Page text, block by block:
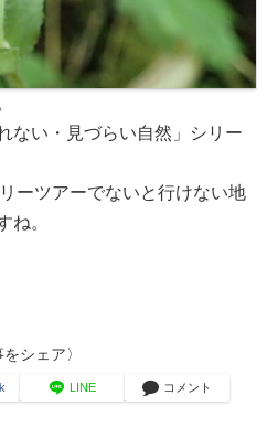
ない・見づらい自然」シリー
ーツアーでないと行けない地
ね。
をシェア〉
LINE コメント